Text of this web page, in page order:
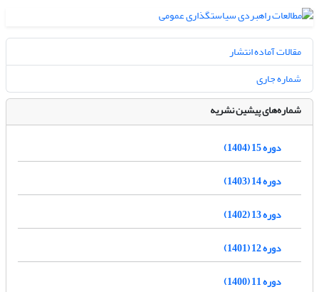
مقالات آماده انتشار
شماره جاری
شماره‌های پیشین نشریه
دوره 15 (1404)
دوره 14 (1403)
دوره 13 (1402)
دوره 12 (1401)
دوره 11 (1400)